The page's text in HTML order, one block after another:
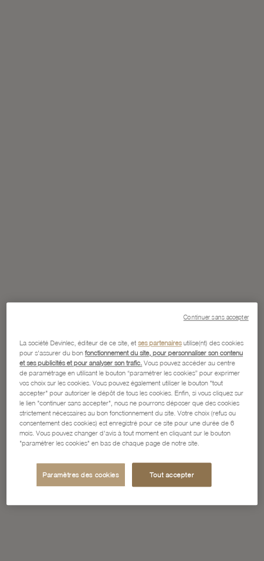
La société Devinlec, éditeur de ce site, etses partenairesutilise(nt) des cookies
pour s'assurer du bonfonctionnement du site, pour personnaliser son contenu
et ses publicités et pour analyser son trafic. Vous pouvez accéder au centre
de paramétrage en utilisant le bouton “paramétrer les cookies” pour exprimer
vos choix sur les cookies. Vous pouvez également utiliser le bouton "tout
accepter" pour autoriser le dépôt de tous les cookies. Enfin, si vous cliquez sur
le lien "continuer sans accepter", nous ne pourrons déposer que des cookies
strictement nécessaires au bon fonctionnement du site. Votre choix (refus ou
consentement des cookies) est enregistré pour ce site pour une durée de 6
mois. Vous pouvez changer d'avis à tout moment en cliquant sur le bouton
"paramétrer les cookies" en bas de chaque page de notre site.
Paramètres des cookies Tout accepter
Continuer sans accepter